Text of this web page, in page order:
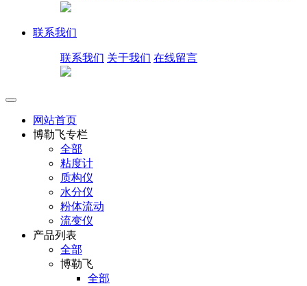
联系我们
联系我们 关于我们 在线留言
网站首页
博勒飞专栏
全部
粘度计
质构仪
水分仪
粉体流动
流变仪
产品列表
全部
博勒飞
全部